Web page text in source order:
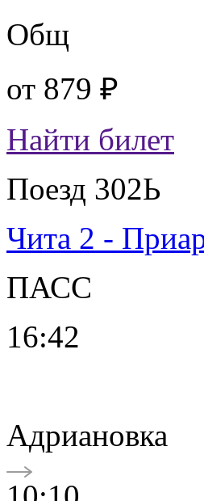
Общ
от 879 ₽
Найти билет
Поезд 302Ь
Чита 2 -
ПАСС
16:42
Адриановка